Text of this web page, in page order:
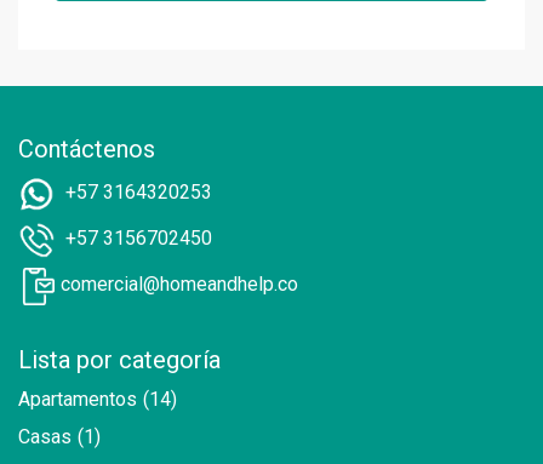
Contáctenos
+57 3164320253
+57 3156702450
comercial@homeandhelp.co
Lista por categoría
Apartamentos (14)
Casas (1)